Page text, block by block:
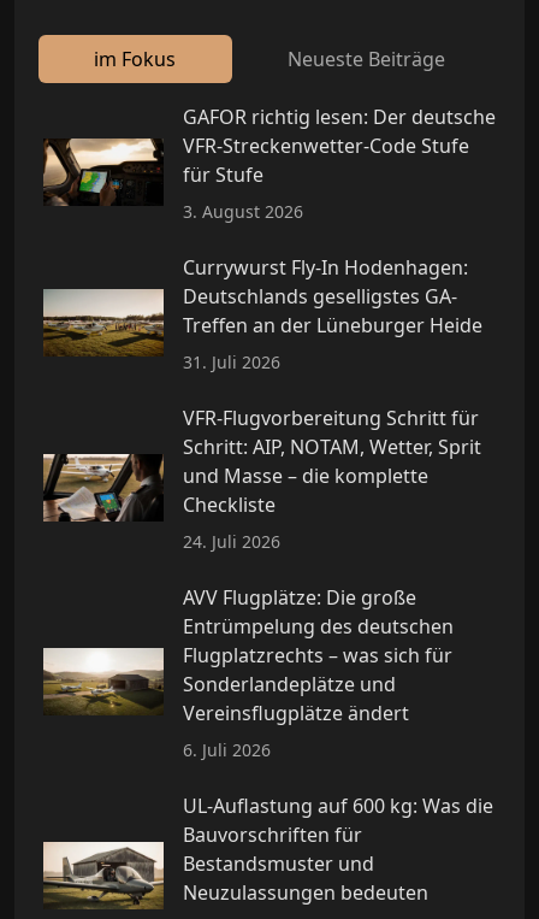
im Fokus Neueste Beiträge
GAFOR richtig lesen: Der deutsche
VFR-Streckenwetter-Code Stufe
für Stufe
3. August 2026
Currywurst Fly-In Hodenhagen:
Deutschlands geselligstes GA-
Treffen an der Lüneburger Heide
31. Juli 2026
VFR-Flugvorbereitung Schritt für
Schritt: AIP, NOTAM, Wetter, Sprit
und Masse – die komplette
Checkliste
24. Juli 2026
AVV Flugplätze: Die große
Entrümpelung des deutschen
Flugplatzrechts – was sich für
Sonderlandeplätze und
Vereinsflugplätze ändert
6. Juli 2026
UL-Auflastung auf 600 kg: Was die
Bauvorschriften für
Bestandsmuster und
Neuzulassungen bedeuten